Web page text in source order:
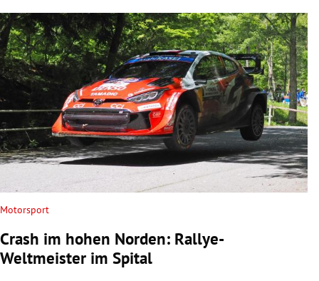
Untermenü
Untermenü
Untermenü
Untermenü
Motorsport
Crash im hohen Norden: Rallye-
Weltmeister im Spital